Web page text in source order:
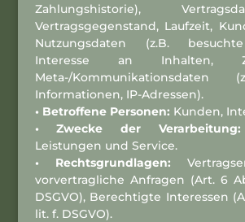
Zahlungshistorie),
Vertragsgegenstand, Laufzeit,
Nutzungsdaten (z.B.
Interesse an Inhalten,
Meta-/Kommunikationsdaten
Informationen, IP-Adressen).
• Betroffene Personen: Kunden,
• Zwecke der Verarbeitung:
Leistungen und Service.
• Rechtsgrundlagen:
vorvertragliche Anfragen (Art. 6
DSGVO), Berechtigte Interessen
lit. f. DSGVO).